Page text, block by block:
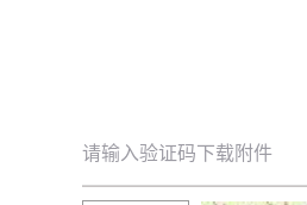
请输入验证码下载附件